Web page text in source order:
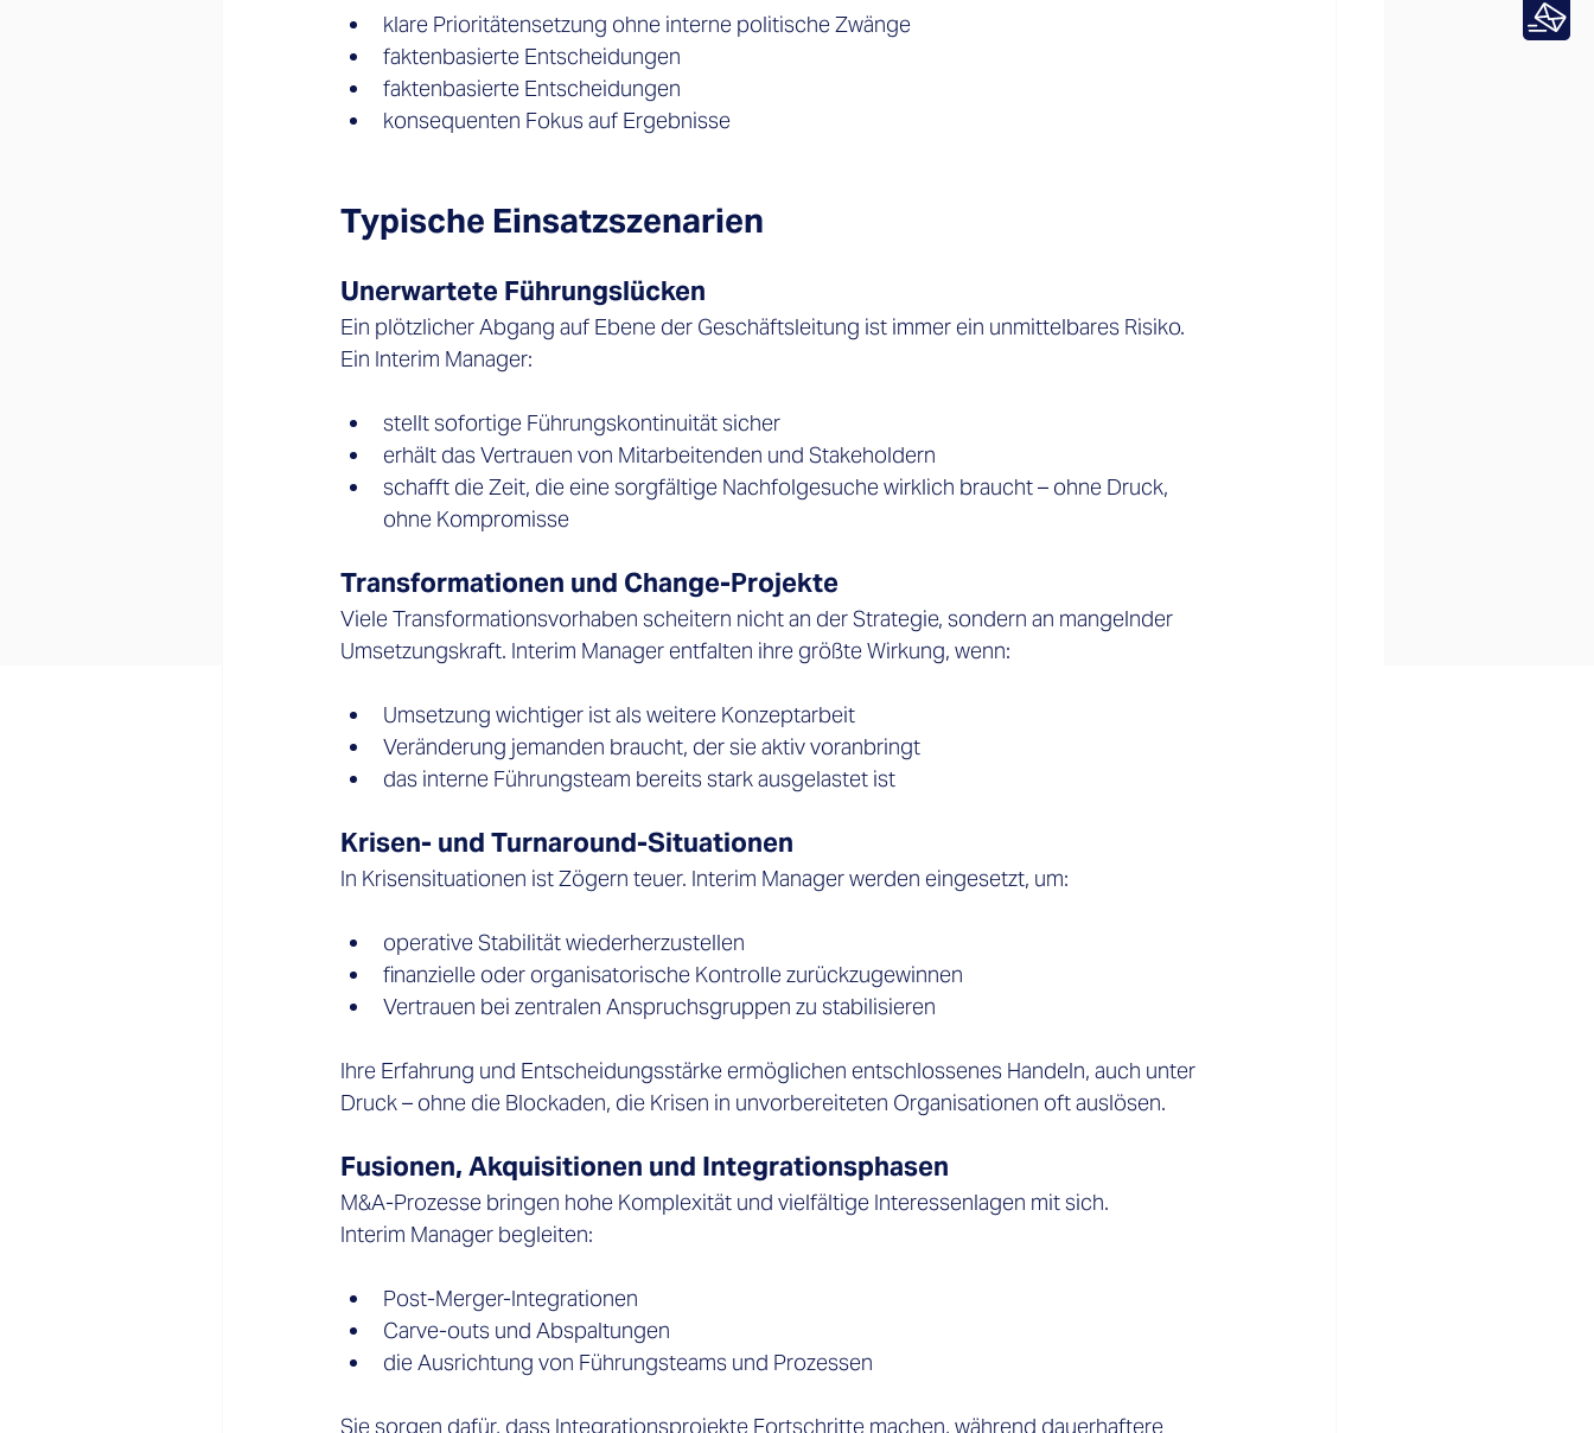
klare Prioritätensetzung ohne interne politische Zwänge
faktenbasierte Entscheidungen
faktenbasierte Entscheidungen
konsequenten Fokus auf Ergebnisse
Typische Einsatzszenarien
Unerwartete Führungslücken
Ein plötzlicher Abgang auf Ebene der Geschäftsleitung ist immer ein unmittelbares Risiko.
Ein Interim Manager:
stellt sofortige Führungskontinuität sicher
erhält das Vertrauen von Mitarbeitenden und Stakeholdern
schafft die Zeit, die eine sorgfältige Nachfolgesuche wirklich braucht – ohne Druck,
ohne Kompromisse
Transformationen und Change-Projekte
Viele Transformationsvorhaben scheitern nicht an der Strategie, sondern an mangelnder
Umsetzungskraft. Interim Manager entfalten ihre größte Wirkung, wenn:
Umsetzung wichtiger ist als weitere Konzeptarbeit
Veränderung jemanden braucht, der sie aktiv voranbringt
das interne Führungsteam bereits stark ausgelastet ist
Krisen- und Turnaround-Situationen
In Krisensituationen ist Zögern teuer. Interim Manager werden eingesetzt, um:
operative Stabilität wiederherzustellen
finanzielle oder organisatorische Kontrolle zurückzugewinnen
Vertrauen bei zentralen Anspruchsgruppen zu stabilisieren
Ihre Erfahrung und Entscheidungsstärke ermöglichen entschlossenes Handeln, auch unter
Druck – ohne die Blockaden, die Krisen in unvorbereiteten Organisationen oft auslösen.
Fusionen, Akquisitionen und Integrationsphasen
M&A-Prozesse bringen hohe Komplexität und vielfältige Interessenlagen mit sich.
Interim Manager begleiten:
Post-Merger-Integrationen
Carve-outs und Abspaltungen
die Ausrichtung von Führungsteams und Prozessen
Sie sorgen dafür, dass Integrationsprojekte Fortschritte machen, während dauerhaftere